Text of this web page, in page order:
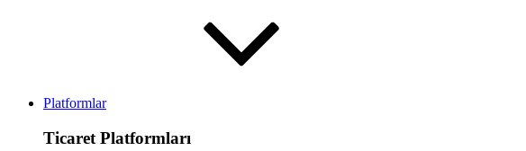
Platformlar
Ticaret Platformları